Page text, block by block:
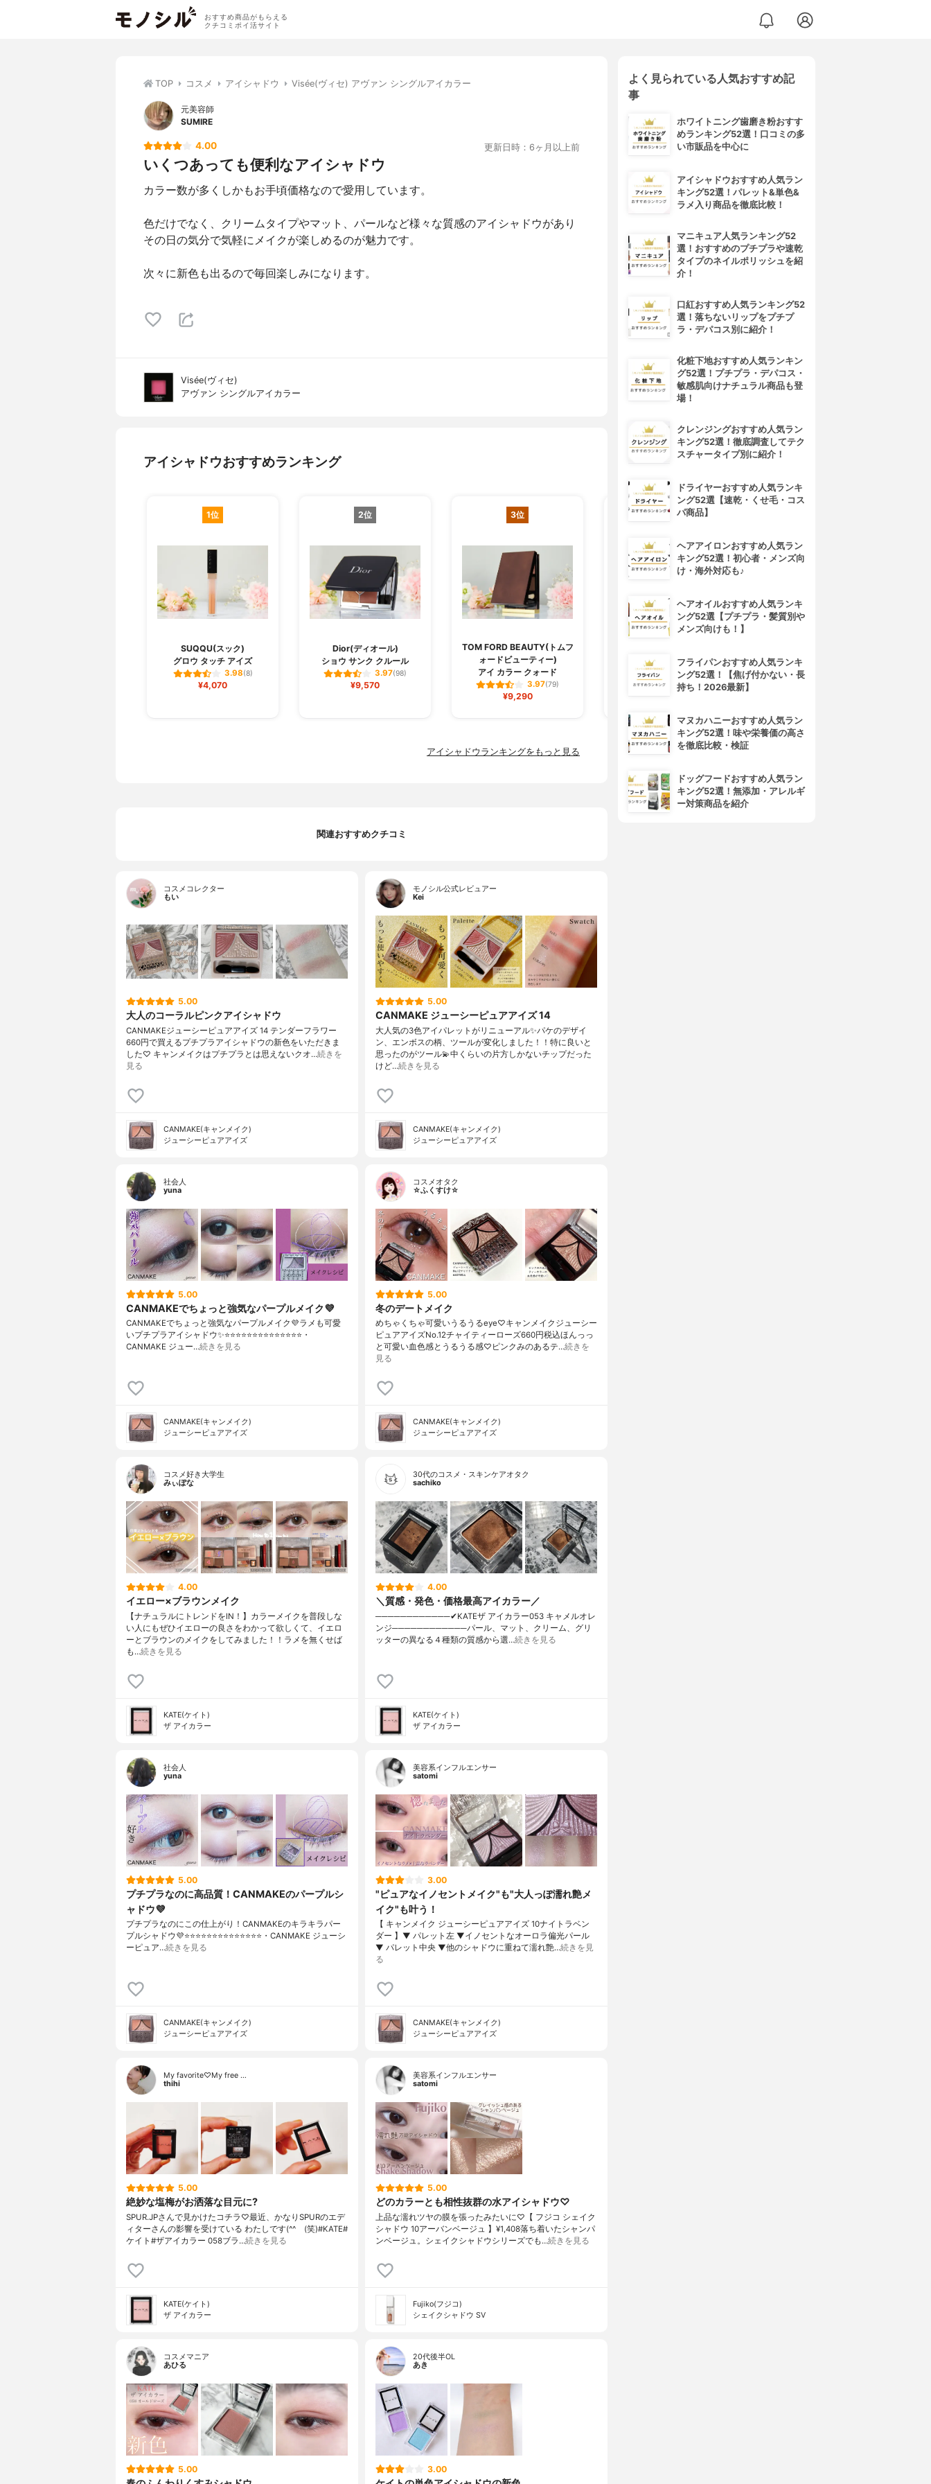
おすすめ商品がもらえる
クチコミポイ活サイト
TOP コスメ アイシャドウ Visée(ヴィセ) アヴァン シングルアイカラー
元美容師
SUMIRE
4.00 更新日時：6ヶ月以上前
いくつあっても便利なアイシャドウ
カラー数が多くしかもお手頃価格なので愛用しています。
色だけでなく、クリームタイプやマット、パールなど様々な質感のアイシャドウがあり
その日の気分で気軽にメイクが楽しめるのが魅力です。
次々に新色も出るので毎回楽しみになります。
Visée(ヴィセ)
アヴァン シングルアイカラー
アイシャドウおすすめランキング
1位
SUQQU(スック)
グロウ タッチ アイズ
3.98(8)
¥4,070
2位
Dior(ディオール)
ショウ サンク クルール
3.97(98)
¥9,570
3位
TOM FORD BEAUTY(トムフ
ォードビューティー)
アイ カラー クォード
3.97(79)
¥9,290
4位
アイグロウ ジェム スキンシャ
ドウ
3.97 (72)
デザイニング カラー アイズ
アイシャドウランキングをもっと見る
関連おすすめクチコミ
コスメコレクター
もい
5.00
大人のコーラルピンクアイシャドウ
CANMAKEジューシーピュアアイズ 14 テンダーフラワー
660円で買えるプチプラアイシャドウの新色をいただきま
した♡ キャンメイクはプチプラとは思えないクオ…続きを
見る
CANMAKE(キャンメイク)
ジューシーピュアアイズ
モノシル公式レビュアー
Kei
5.00
CANMAKE ジューシーピュアアイズ 14
大人気の3色アイパレットがリニューアル✨パケのデザイ
ン、エンボスの柄、ツールが変化しました！！特に良いと
思ったのがツール💫中くらいの片方しかないチップだった
けど…続きを見る
CANMAKE(キャンメイク)
ジューシーピュアアイズ
社会人
yuna
5.00
CANMAKEでちょっと強気なパープルメイク💜
CANMAKEでちょっと強気なパープルメイク💜ラメも可愛
いプチプラアイシャドウ✨⭐️⭐️⭐️⭐️⭐️⭐️⭐️⭐️⭐️⭐️⭐️⭐️⭐️⭐️・
CANMAKE ジュー…続きを見る
CANMAKE(キャンメイク)
ジューシーピュアアイズ
コスメオタク
☆ふくすけ☆
5.00
冬のデートメイク
めちゃくちゃ可愛いうるうるeye♡キャンメイクジューシー
ピュアアイズNo.12チャイティーローズ660円税込ほんっっ
と可愛い血色感とうるうる感♡ピンクみのあるテ…続きを
見る
CANMAKE(キャンメイク)
ジューシーピュアアイズ
コスメ好き大学生
みぃぽな
4.00
イエロー×ブラウンメイク
【ナチュラルにトレンドをIN！】カラーメイクを普段しな
い人にもぜひイエローの良さをわかって欲しくて、イエロ
ーとブラウンのメイクをしてみました！！ラメを無くせば
も…続きを見る
KATE(ケイト)
ザ アイカラー
30代のコスメ・スキンケアオタク
sachiko
4.00
＼質感・発色・価格最高アイカラー／
────────────✔︎KATEザ アイカラー053 キャメルオレ
ンジ────────────パール、マット、クリーム、グリ
ッターの異なる４種類の質感から選…続きを見る
KATE(ケイト)
ザ アイカラー
社会人
yuna
5.00
プチプラなのに高品質！CANMAKEのパープルシ
ャドウ💜
プチプラなのにこの仕上がり！CANMAKEのキラキラパー
プルシャドウ💜⭐️⭐️⭐️⭐️⭐️⭐️⭐️⭐️⭐️⭐️⭐️⭐️⭐️⭐️・CANMAKE ジューシ
ーピュア…続きを見る
CANMAKE(キャンメイク)
ジューシーピュアアイズ
美容系インフルエンサー
satomi
3.00
"ピュアなイノセントメイク"も"大人っぽ濡れ艶メ
イク"も叶う！
【 キャンメイク ジューシーピュアアイズ 10ナイトラベン
ダー 】▼ パレット左 ▼イノセントなオーロラ偏光パール
▼ パレット中央 ▼他のシャドウに重ねて濡れ艶…続きを見
る
CANMAKE(キャンメイク)
ジューシーピュアアイズ
My favorite♡My free …
thihi
5.00
絶妙な塩梅がお洒落な目元に?
SPUR.JPさんで見かけたコチラ♡最近、かなりSPURのエデ
ィターさんの影響を受けている わたしです(^^ゞ(笑)#KATE#
ケイト#ザアイカラー 058ブラ…続きを見る
KATE(ケイト)
ザ アイカラー
美容系インフルエンサー
satomi
5.00
どのカラーとも相性抜群の水アイシャドウ♡
上品な濡れツヤの膜を張ったみたいに♡【 フジコ シェイク
シャドウ 10アーバンベージュ 】¥1,408落ち着いたシャンパ
ンベージュ。シェイクシャドウシリーズでも…続きを見る
Fujiko(フジコ)
シェイクシャドウ SV
コスメマニア
あひる
5.00
20代後半OL
あき
3.00
よく見られている人気おすすめ記
事
ホワイトニング歯磨き粉おすす
めランキング52選！口コミの多
い市販品を中心に
アイシャドウおすすめ人気ラン
キング52選！パレット&単色&
ラメ入り商品を徹底比較！
マニキュア人気ランキング52
選！おすすめのプチプラや速乾
タイプのネイルポリッシュを紹
介！
口紅おすすめ人気ランキング52
選！落ちないリップをプチプ
ラ・デパコス別に紹介！
化粧下地おすすめ人気ランキン
グ52選！プチプラ・デパコス・
敏感肌向けナチュラル商品も登
場！
クレンジングおすすめ人気ラン
キング52選！徹底調査してテク
スチャータイプ別に紹介！
ドライヤーおすすめ人気ランキ
ング52選【速乾・くせ毛・コス
パ商品】
ヘアアイロンおすすめ人気ラン
キング52選！初心者・メンズ向
け・海外対応も♪
ヘアオイルおすすめ人気ランキ
ング52選【プチプラ・髪質別や
メンズ向けも！】
フライパンおすすめ人気ランキ
ング52選！【焦げ付かない・長
持ち！2026最新】
マヌカハニーおすすめ人気ラン
キング52選！味や栄養価の高さ
を徹底比較・検証
ドッグフードおすすめ人気ラン
キング52選！無添加・アレルギ
ー対策商品を紹介